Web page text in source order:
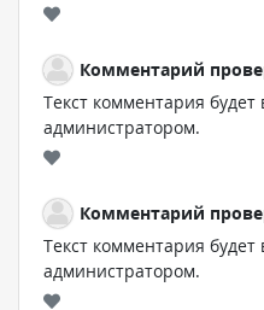
Комментарий
Текст комментария
администратором.
Комментарий
Текст комментария
администратором.